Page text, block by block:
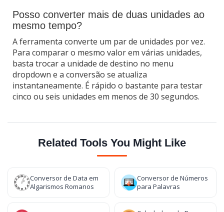
Posso converter mais de duas unidades ao
mesmo tempo?
A ferramenta converte um par de unidades por vez.
Para comparar o mesmo valor em várias unidades,
basta trocar a unidade de destino no menu
dropdown e a conversão se atualiza
instantaneamente. É rápido o bastante para testar
cinco ou seis unidades em menos de 30 segundos.
Related Tools You Might Like
Conversor de Data em
Algarismos Romanos
Conversor de Números
para Palavras